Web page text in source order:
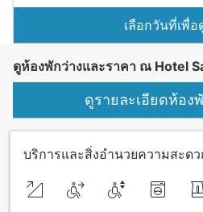
เลือกวันที่เพื่อ
ดูห้องพักว่างและราคา ณ Hotel
ดูรายละเอียดห้อง
บริการและสิ่งอำนวยความสะด